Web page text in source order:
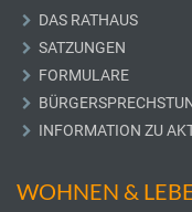
DAS RATHAUS
SATZUNGEN
FORMULARE
INFORMATION ZU
WOHNEN &